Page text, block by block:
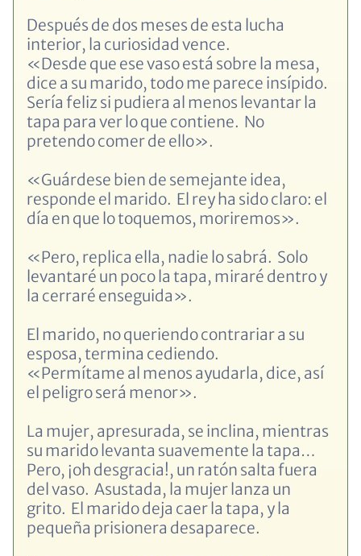
Después de dos meses de esta lucha
interior, la curiosidad vence.
«Desde que ese vaso está sobre la mesa,
dice a su marido, todo me parece insípido.
Sería feliz si pudiera al menos levantar la
tapa para ver lo que contiene. No
pretendo comer de ello».
«Guárdese bien de semejante idea,
responde el marido. El rey ha sido claro: el
día en que lo toquemos, moriremos».
«Pero, replica ella, nadie lo sabrá. Solo
levantaré un poco la tapa, miraré dentro y
la cerraré enseguida».
El marido, no queriendo contrariar a su
esposa, termina cediendo.
«Permítame al menos ayudarla, dice, así
el peligro será menor».
La mujer, apresurada, se inclina, mientras
su marido levanta suavemente la tapa…
Pero, ¡oh desgracia!, un ratón salta fuera
del vaso. Asustada, la mujer lanza un
grito. El marido deja caer la tapa, y la
pequeña prisionera desaparece.